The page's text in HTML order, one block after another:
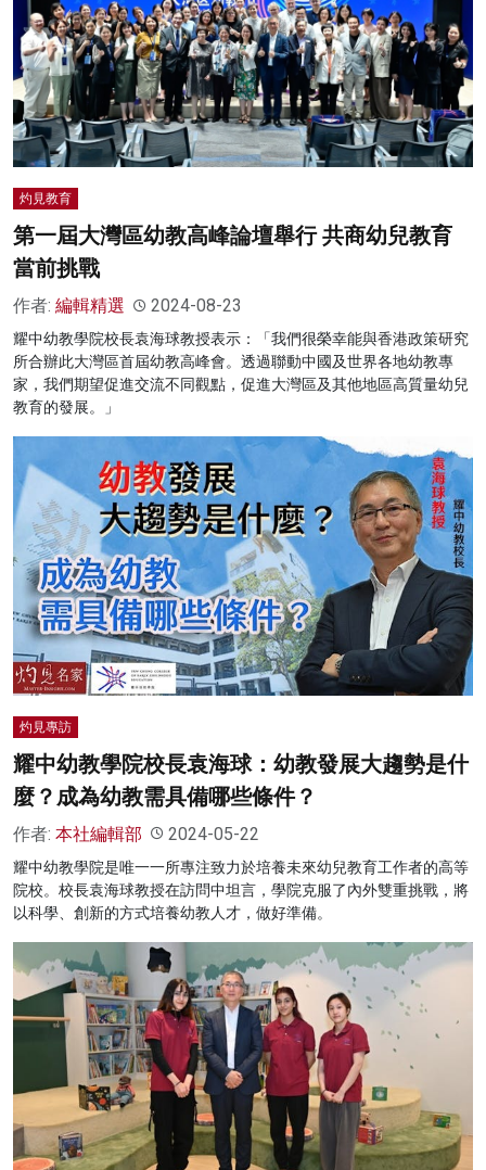
灼見教育
第一屆大灣區幼教高峰論壇舉行 共商幼兒教育
當前挑戰
作者: 編輯精選 2024-08-23
耀中幼教學院校長袁海球教授表示：「我們很榮幸能與香港政策研究
所合辦此大灣區首屆幼教高峰會。透過聯動中國及世界各地幼教專
家，我們期望促進交流不同觀點，促進大灣區及其他地區高質量幼兒
教育的發展。」
灼見專訪
耀中幼教學院校長袁海球：幼教發展大趨勢是什
麼？成為幼教需具備哪些條件？
作者: 本社編輯部 2024-05-22
耀中幼教學院是唯一一所專注致力於培養未來幼兒教育工作者的高等
院校。校長袁海球教授在訪問中坦言，學院克服了內外雙重挑戰，將
以科學、創新的方式培養幼教人才，做好準備。